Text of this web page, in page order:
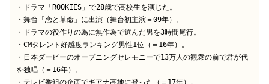
・ドラマ「ROOKIES」で28歳で高校生を演じた。
・舞台「恋と革命」に出演（舞台初主演＝09年）。
・ドラマの役作りの為に無作為で選んだ男を3時間尾行。
・CMタレント好感度ランキング男性1位（＝16年）。
・日本ダービーのオープニングセレモニーで13万人の観衆の前で君が代
を独唱（＝16年）。
・テレビ番組の企画でギアナ高地に登った（＝17年）。